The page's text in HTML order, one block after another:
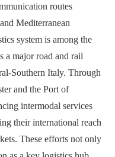
routes
Mediterranean
system is among the
a major road and rail
Southern Italy. Through
and the Port of
intermodal services
their international reach
These efforts not only